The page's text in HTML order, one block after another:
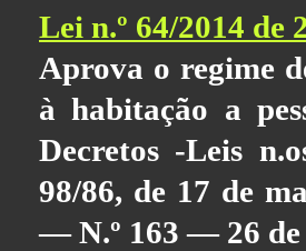
Lei n.º 64/2014 de
Aprova o regime
à habitação a
Decretos -Leis
98/86, de 17 de
— N.º 163 — 26 de